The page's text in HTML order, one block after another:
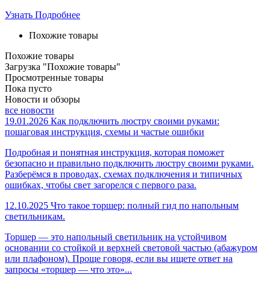
Узнать Подробнее
Похожие товары
Похожие товары
Загрузка "Похожие товары"
Просмотренные товары
Пока пусто
Новости и обзоры
все новости
19.01.2026 Как подключить люстру своими руками:
пошаговая инструкция, схемы и частые ошибки
Подробная и понятная инструкция, которая поможет
безопасно и правильно подключить люстру своими руками.
Разберёмся в проводах, схемах подключения и типичных
ошибках, чтобы свет загорелся с первого раза.
12.10.2025 Что такое торшер: полный гид по напольным
светильникам.
Торшер — это напольный светильник на устойчивом
основании со стойкой и верхней световой частью (абажуром
или плафоном). Проще говоря, если вы ищете ответ на
запросы «торшер — что это»...